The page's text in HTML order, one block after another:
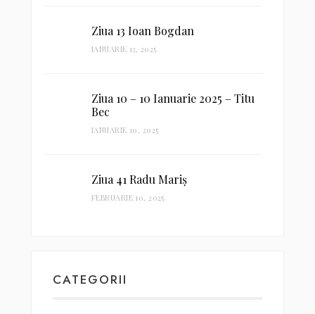
Ziua 13 Ioan Bogdan
IANUARIE 13, 2025
Ziua 10 – 10 Ianuarie 2025 – Titu
Bec
IANUARIE 10, 2025
Ziua 41 Radu Mariș
FEBRUARIE 10, 2025
CATEGORII